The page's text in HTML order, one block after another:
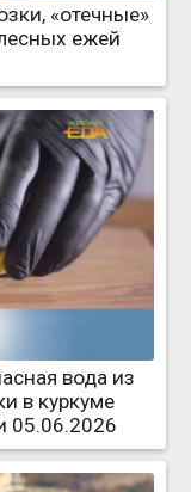
«отечные»
ежей
вода из
в куркуме
05.06.2026